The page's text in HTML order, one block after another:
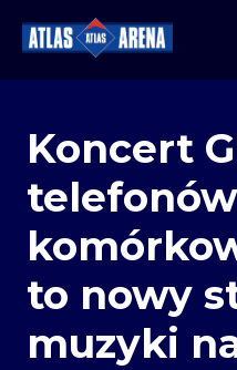
Koncert
telefonów
to nowy
muzyki